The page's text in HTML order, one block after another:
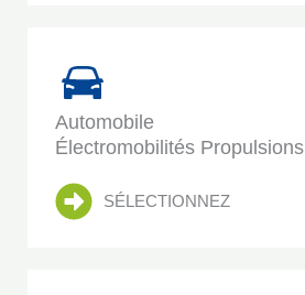
Automobile
Électromobilités Propulsions
SÉLECTIONNEZ